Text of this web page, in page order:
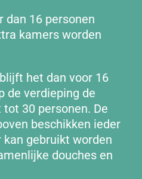
dan 16 personen
kamers worden
het dan voor 16
de verdieping de
30 personen. De
beschikken ieder
gebruikt worden
douches en